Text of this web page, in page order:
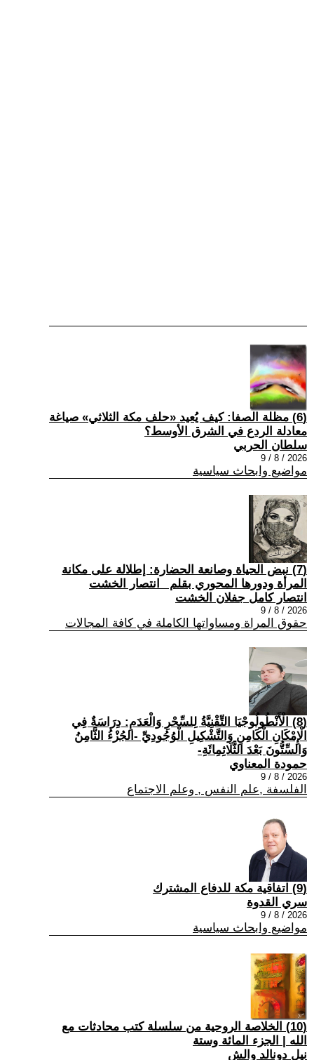
(6) مظلة الصفا: كيف يُعيد «حلف مكة الثلاثي» صياغة
معادلة الردع في الشرق الأوسط؟
سلطان الحربي
2026 / 8 / 9
مواضيع وابحاث سياسية
(7) نبض الحياة وصانعة الحضارة: إطلالة على مكانة
المرأة ودورها المحوري بقلم _انتصار الخشت
انتصار كامل جفلان الخشت
2026 / 8 / 9
حقوق المراة ومساواتها الكاملة في كافة المجالات
(8) الْأَنْطُولُوجْيَا التِّقْنِيَّةُ لِلسِّحْرِ وَالْعَدَمِ: دِرَاسَةٌ فِي
الْإِمْكَانِ الْكَامِنِ وَالتَّشْكِيلِ الْوُجُودِيِّ -الجُزْءُ الثَّامِنُ
وَالسِّتُّونَ بَعْدَ الثَّلَاثِمِائَةِ-
حمودة المعناوي
2026 / 8 / 9
الفلسفة ,علم النفس , وعلم الاجتماع
(9) اتفاقية مكة للدفاع المشترك
سري القدوة
2026 / 8 / 9
مواضيع وابحاث سياسية
(10) الخلاصة الروحية من سلسلة كتب محادثات مع
الله | الجزء المائة وستة
نيل دونالد والش